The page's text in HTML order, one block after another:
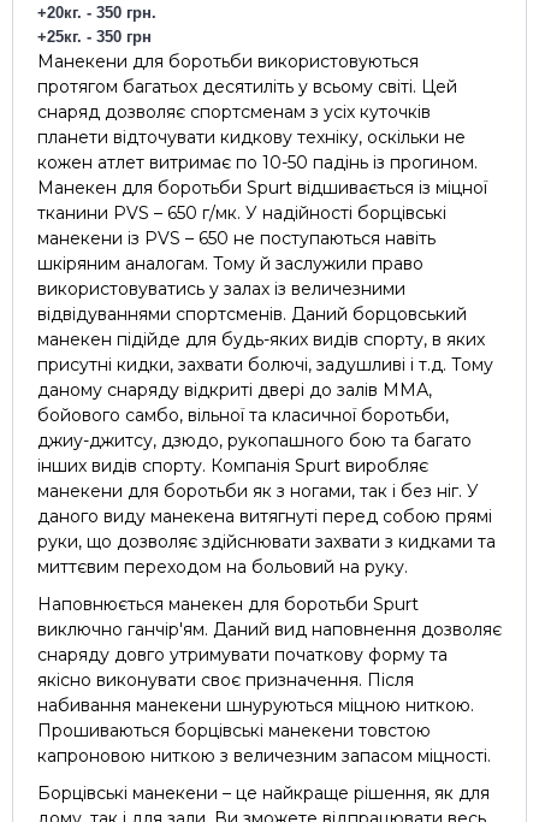
+20кг. - 350 грн.
+25кг. - 350 грн
Манекени для боротьби використовуються
протягом багатьох десятиліть у всьому світі. Цей
снаряд дозволяє спортсменам з усіх куточків
планети відточувати кидкову техніку, оскільки не
кожен атлет витримає по 10-50 падінь із прогином.
Манекен для боротьби Spurt відшивається із міцної
тканини PVS – 650 г/мк. У надійності борцівські
манекени із PVS – 650 не поступаються навіть
шкіряним аналогам. Тому й заслужили право
використовуватись у залах із величезними
відвідуваннями спортсменів. Даний борцовський
манекен підійде для будь-яких видів спорту, в яких
присутні кидки, захвати болючі, задушливі і т.д. Тому
даному снаряду відкриті двері до залів ММА,
бойового самбо, вільної та класичної боротьби,
джиу-джитсу, дзюдо, рукопашного бою та багато
інших видів спорту. Компанія Spurt виробляє
манекени для боротьби як з ногами, так і без ніг. У
даного виду манекена витягнуті перед собою прямі
руки, що дозволяє здійснювати захвати з кидками та
миттєвим переходом на больовий на руку.
Наповнюється манекен для боротьби Spurt
виключно ганчір'ям. Даний вид наповнення дозволяє
снаряду довго утримувати початкову форму та
якісно виконувати своє призначення. Після
набивання манекени шнуруються міцною ниткою.
Прошиваються борцівські манекени товстою
капроновою ниткою з величезним запасом міцності.
Борцівські манекени – це найкраще рішення, як для